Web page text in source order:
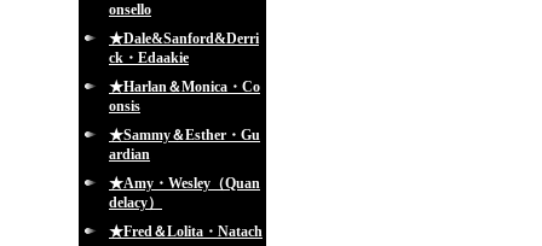
onsello
★Dale&Sanford&Derri
ck・Edaakie
★Harlan＆Monica・Co
onsis
★Sammy＆Esther・Gu
ardian
★Amy・Wesley（Quan
delacy）
★Fred＆Lolita・Natach